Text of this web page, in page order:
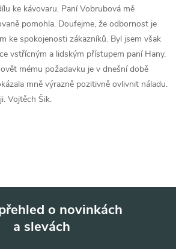
ke kávovaru. Paní Vobrubová mě
pomohla. Doufejme, že odbornost je
ke spokojenosti zákazníků. Byl jsem však
vstřícným a lidským přístupem paní Hany.
mému požadavku je v dnešní době
mně výrazně pozitivně ovlivnit náladu.
Vojtěch Šik.
o novinkách
a slevách